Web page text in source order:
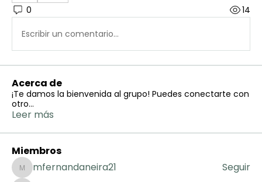
0 14
Escribir un comentario...
Acerca de
¡Te damos la bienvenida al grupo! Puedes conectarte con
otro...
Leer más
Miembros
mfernandaneira21
mfernandaneira21
Seguir